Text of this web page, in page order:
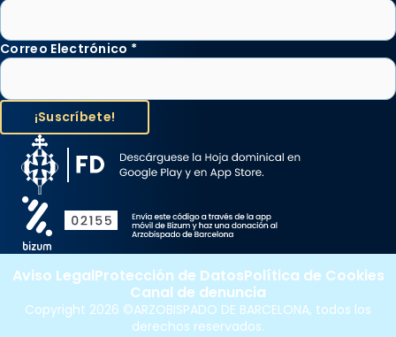
Correo Electrónico *
Copyright 2026 ©ARZOBISPADO DE BARCELONA, todos los
derechos reservados.
Aviso LegalProtección de DatosPolítica de Cookies
Canal de denuncia